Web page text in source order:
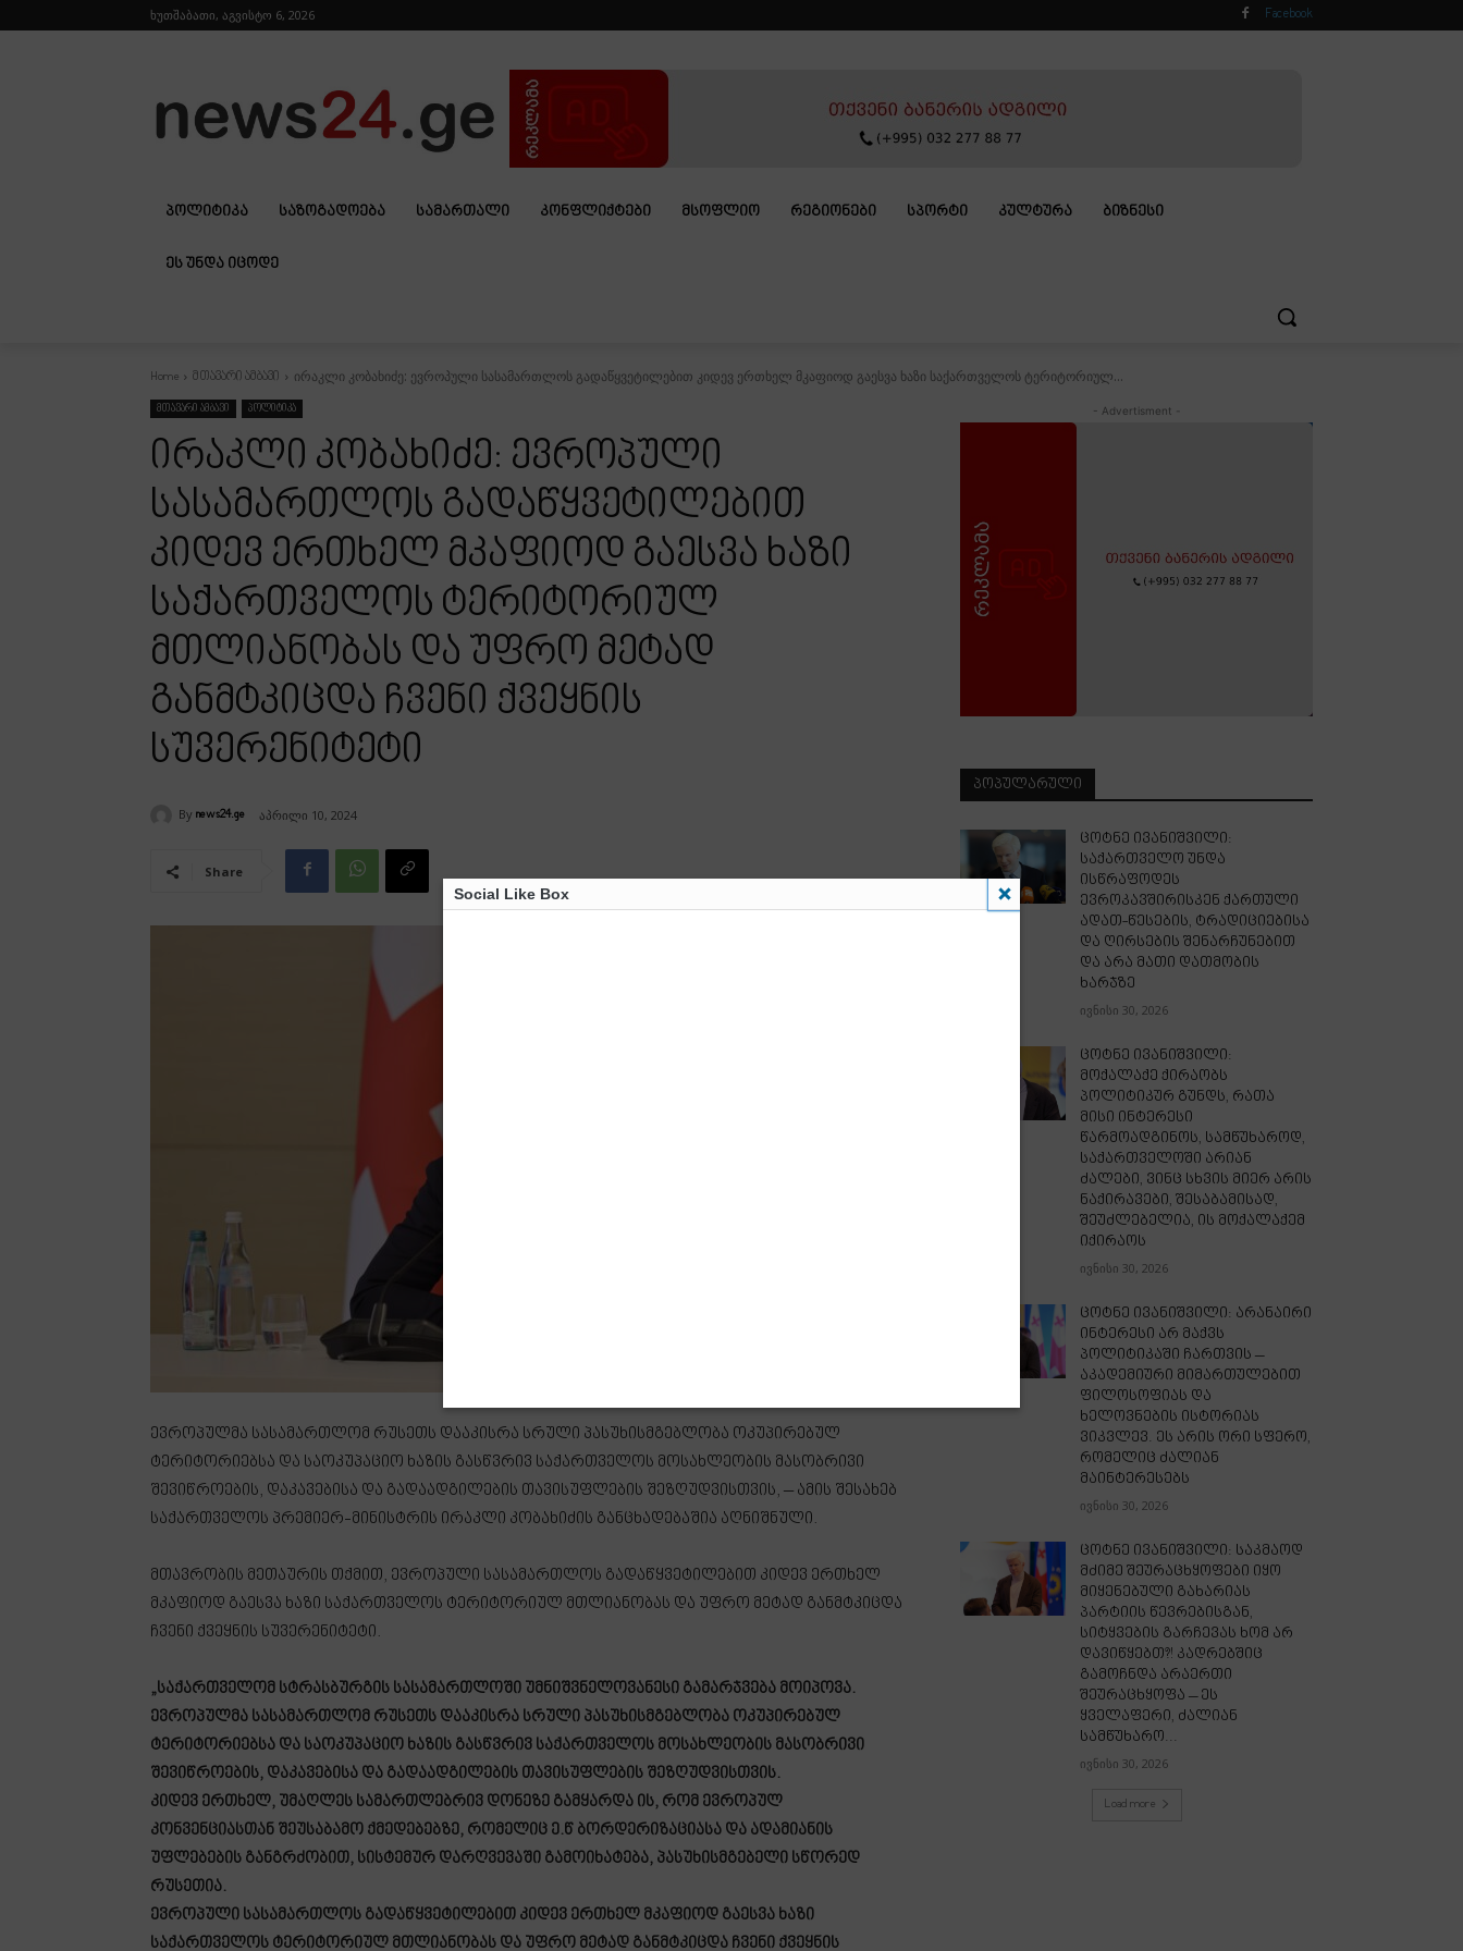
ხუთშაბათი, აგვისტო 6, 2026 Facebook
ᲞᲝᲚᲘᲢᲘᲙᲐ ᲡᲐᲖᲝᲒᲐᲓᲝᲔᲑᲐ ᲡᲐᲛᲐᲠᲗᲐᲚᲘ ᲙᲝᲜᲤᲚᲘᲥᲢᲔᲑᲘ ᲛᲡᲝᲤᲚᲘᲝ ᲠᲔᲒᲘᲝᲜᲔᲑᲘ ᲡᲞᲝᲠᲢᲘ ᲙᲣᲚᲢᲣᲠᲐ ᲑᲘᲖᲜᲔᲡᲘ
ᲔᲡ ᲣᲜᲓᲐ ᲘᲪᲝᲓᲔ
Home მთავარი ამბავი ირაკლი კობახიძე: ევროპული სასამართლოს გადაწყვეტილებით კიდევ ერთხელ მკაფიოდ გაესვა ხაზი საქართველოს ტერიტორიულ...
მთავარი ამბავი პოლიტიკა
ირაკლი კობახიძე: ევროპული
სასამართლოს გადაწყვეტილებით
კიდევ ერთხელ მკაფიოდ გაესვა ხაზი
საქართველოს ტერიტორიულ
მთლიანობას და უფრო მეტად
განმტკიცდა ჩვენი ქვეყნის
სუვერენიტეტი
By news24.ge აპრილი 10, 2024
Share
ევროპულმა სასამართლომ რუსეთს დააკისრა სრული პასუხისმგებლობა ოკუპირებულ
ტერიტორიებსა და საოკუპაციო ხაზის გასწვრივ საქართველოს მოსახლეობის მასობრივი
შევიწროების, დაკავებისა და გადაადგილების თავისუფლების შეზღუდვისთვის, – ამის შესახებ
საქართველოს პრემიერ-მინისტრის ირაკლი კობახიძის განცხადებაშია აღნიშნული.
მთავრობის მეთაურის თქმით, ევროპული სასამართლოს გადაწყვეტილებით კიდევ ერთხელ
მკაფიოდ გაესვა ხაზი საქართველოს ტერიტორიულ მთლიანობას და უფრო მეტად განმტკიცდა
ჩვენი ქვეყნის სუვერენიტეტი.
„საქართველომ სტრასბურგის სასამართლოში უმნიშვნელოვანესი გამარჯვება მოიპოვა.
ევროპულმა სასამართლომ რუსეთს დააკისრა სრული პასუხისმგებლობა ოკუპირებულ
ტერიტორიებსა და საოკუპაციო ხაზის გასწვრივ საქართველოს მოსახლეობის მასობრივი
შევიწროების, დაკავებისა და გადაადგილების თავისუფლების შეზღუდვისთვის.
კიდევ ერთხელ, უმაღლეს სამართლებრივ დონეზე გამყარდა ის, რომ ევროპულ
კონვენციასთან შეუსაბამო ქმედებებზე, რომელიც ე.წ ბორდერიზაციასა და ადამიანის
უფლებების განგრძობით, სისტემურ დარღვევაში გამოიხატება, პასუხისმგებელი სწორედ
რუსეთია.
ევროპული სასამართლოს გადაწყვეტილებით კიდევ ერთხელ მკაფიოდ გაესვა ხაზი
საქართველოს ტერიტორიულ მთლიანობას და უფრო მეტად განმტკიცდა ჩვენი ქვეყნის
- Advertisment -
ᲞᲝᲞᲣᲚᲐᲠᲣᲚᲘ
ცოტნე ივანიშვილი:
საქართველო უნდა
ისწრაფოდეს
ევროკავშირისკენ ქართული
ადათ-წესების, ტრადიციებისა
და ღირსების შენარჩუნებით
და არა მათი დათმობის
ხარჯზე
ივნისი 30, 2026
ცოტნე ივანიშვილი:
მოქალაქე ქირაობს
პოლიტიკურ გუნდს, რათა
მისი ინტერესი
წარმოადგინოს, სამწუხაროდ,
საქართველოში არიან
ძალები, ვინც სხვის მიერ არის
ნაქირავები, შესაბამისად,
შეუძლებელია, ის მოქალაქემ
იქირაოს
ივნისი 30, 2026
ცოტნე ივანიშვილი: არანაირი
ინტერესი არ მაქვს
პოლიტიკაში ჩართვის –
აკადემიური მიმართულებით
ფილოსოფიას და
ხელოვნების ისტორიას
ვიკვლევ. ეს არის ორი სფერო,
რომელიც ძალიან
მაინტერესებს
ივნისი 30, 2026
ცოტნე ივანიშვილი: საკმაოდ
მძიმე შეურაცხყოფები იყო
მიყენებული გახარიას
პარტიის წევრებისგან,
სიტყვების გარჩევას ხომ არ
დავიწყებთ?! კადრებშიც
გამოჩნდა არაერთი
შეურაცხყოფა – ეს
ყველაფერი, ძალიან
სამწუხარო...
ივნისი 30, 2026
Load more
Social Like Box